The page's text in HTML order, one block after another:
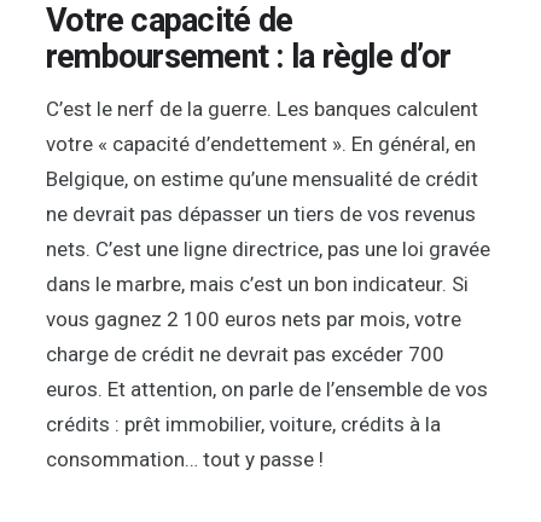
Votre capacité de
remboursement : la règle d’or
C’est le nerf de la guerre. Les banques calculent
votre « capacité d’endettement ». En général, en
Belgique, on estime qu’une mensualité de crédit
ne devrait pas dépasser un tiers de vos revenus
nets. C’est une ligne directrice, pas une loi gravée
dans le marbre, mais c’est un bon indicateur. Si
vous gagnez 2 100 euros nets par mois, votre
charge de crédit ne devrait pas excéder 700
euros. Et attention, on parle de l’ensemble de vos
crédits : prêt immobilier, voiture, crédits à la
consommation… tout y passe !